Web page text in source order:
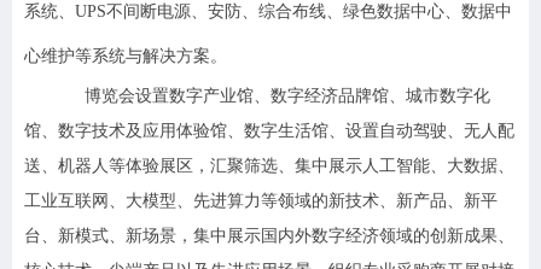
系统、UPS不间断电源、安防、综合布线、绿色数据中心、数据中
心维护等系统与解决方案。
博览会设置数字产业馆、数字经济品牌馆、城市数字化
馆、数字技术及应用体验馆、数字生活馆、设置自动驾驶、无人配
送、机器人等体验展区，汇聚筛选、集中展示人工智能、大数据、
工业互联网、大模型、先进算力等领域的新技术、新产品、新平
台、新模式、新场景，集中展示国内外数字经济领域的创新成果、